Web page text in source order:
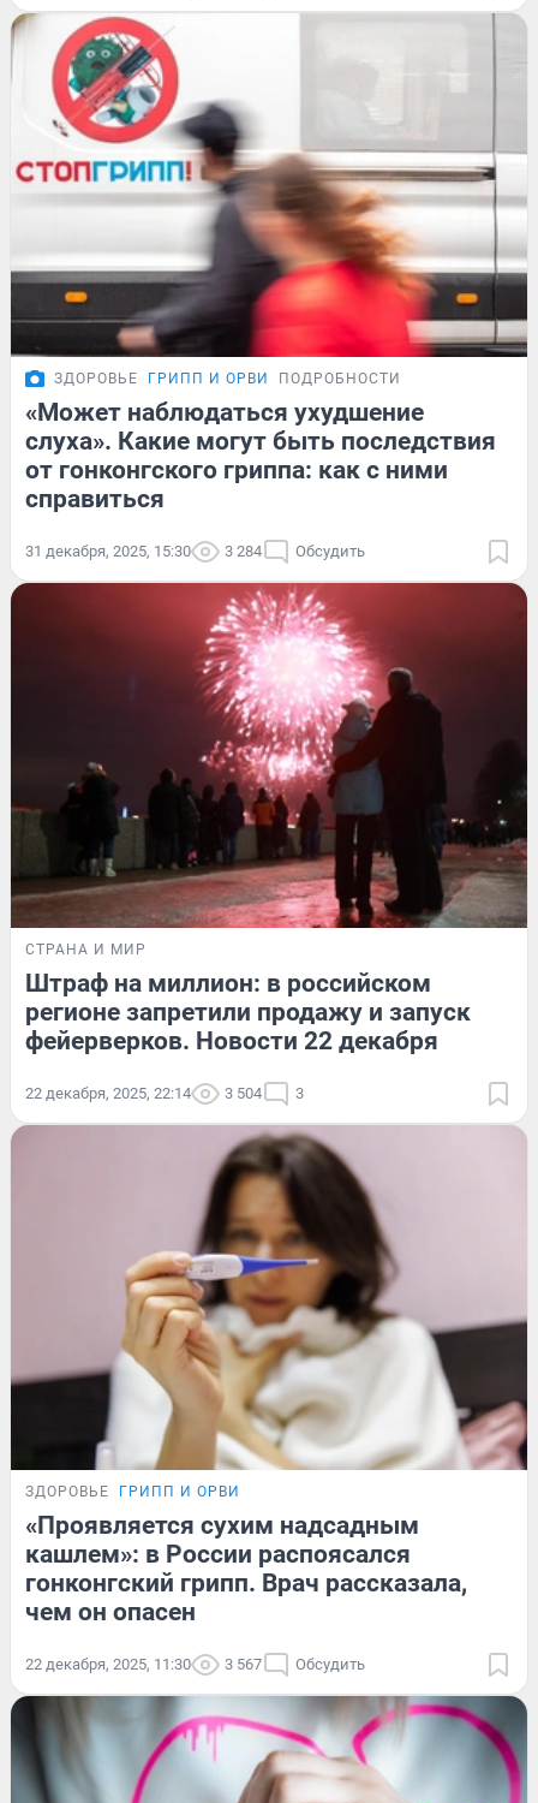
ЗДОРОВЬЕ ГРИПП И ОРВИ ПОДРОБНОСТИ
«Может наблюдаться ухудшение
слуха». Какие могут быть последствия
от гонконгского гриппа: как с ними
справиться
31 декабря, 2025, 15:30 3 284 Обсудить
СТРАНА И МИР
Штраф на миллион: в российском
регионе запретили продажу и запуск
фейерверков. Новости 22 декабря
22 декабря, 2025, 22:14 3 504 3
ЗДОРОВЬЕ ГРИПП И ОРВИ
«Проявляется сухим надсадным
кашлем»: в России распоясался
гонконгский грипп. Врач рассказала,
чем он опасен
22 декабря, 2025, 11:30 3 567 Обсудить